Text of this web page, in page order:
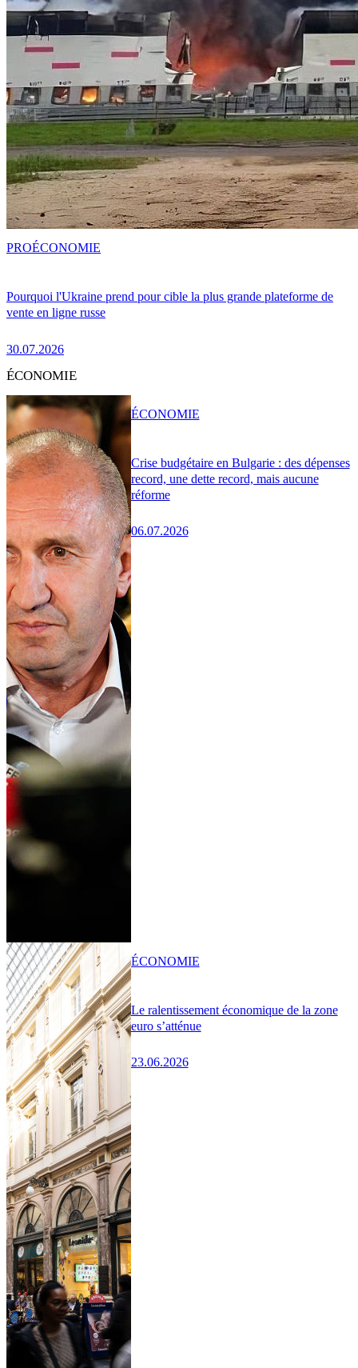
Pourquoi l'Ukraine prend pour cible la plus grande plateforme de
vente en ligne russe
30.07.2026
PROÉCONOMIE
ÉCONOMIE
Crise budgétaire en Bulgarie : des dépenses
record, une dette record, mais aucune
réforme
06.07.2026
ÉCONOMIE
Le ralentissement économique de la zone
euro s’atténue
23.06.2026
ÉCONOMIE